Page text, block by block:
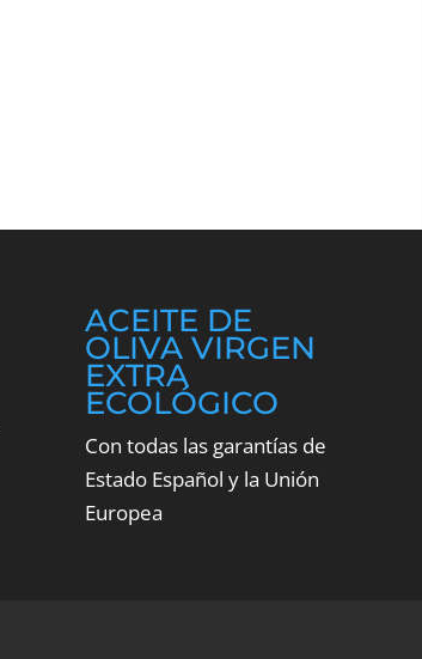
ACEITE DE
OLIVA VIRGEN
EXTRA
ECOLÓGICO
Con todas las garantías de
Estado Español y la Unión
Europea